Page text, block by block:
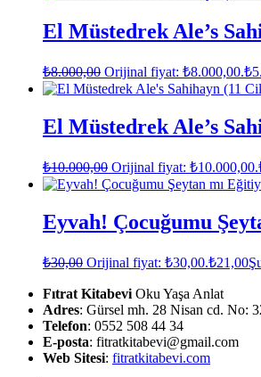
El Müstedrek Ale’s
₺8.000,00 Orijinal fiyat: ₺8.000,00.₺
El Müstedrek Ale’s
₺10.000,00 Orijinal fiyat: ₺10.000,00.
Eyvah! Çocuğumu
₺30,00 Orijinal fiyat: ₺30,00.₺21,00
Fıtrat Kitabevi Oku Yaşa Anlat
Adres: Gürsel mh. 28 Nisan cd. No:
Telefon: 0552 508 44 34
E-posta: fitratkitabevi@gmail.com
Web Sitesi: fitratkitabevi.com